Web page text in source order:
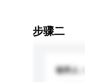
步骤二
收件人